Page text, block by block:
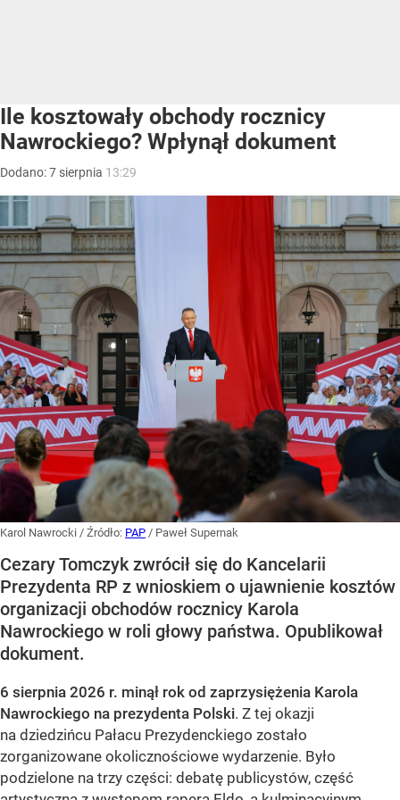
Ile kosztowały obchody rocznicy
Nawrockiego? Wpłynął dokument
Dodano:7 sierpnia 13:29
Karol Nawrocki / Źródło: PAP / Paweł Supernak
Cezary Tomczyk zwrócił się do Kancelarii
Prezydenta RP z wnioskiem o ujawnienie kosztów
organizacji obchodów rocznicy Karola
Nawrockiego w roli głowy państwa. Opublikował
dokument.
6 sierpnia 2026 r. minął rok od zaprzysiężenia Karola
Nawrockiego na prezydenta Polski. Z tej okazji
na dziedzińcu Pałacu Prezydenckiego zostało
zorganizowane okolicznościowe wydarzenie. Było
podzielone na trzy części: debatę publicystów, część